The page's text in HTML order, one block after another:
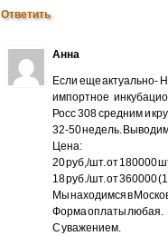
Ответить
Анна
Если еще актуально-
импортное
Росс 308 средним и
32-50 недель.
Цена:
20 руб,/шт. от 180000
18 руб./шт. от 360000
Мы находимся в
Форма оплаты любая.
С уважением.